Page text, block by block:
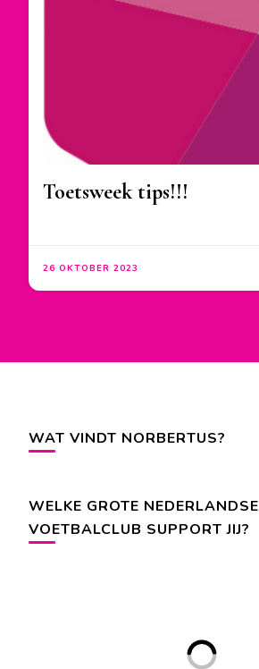
Toetsweek tips!!!
26 OKTOBER 2023
WAT VINDT NORBERTUS?
WELKE GROTE NEDERLANDSE
VOETBALCLUB SUPPORT JIJ?